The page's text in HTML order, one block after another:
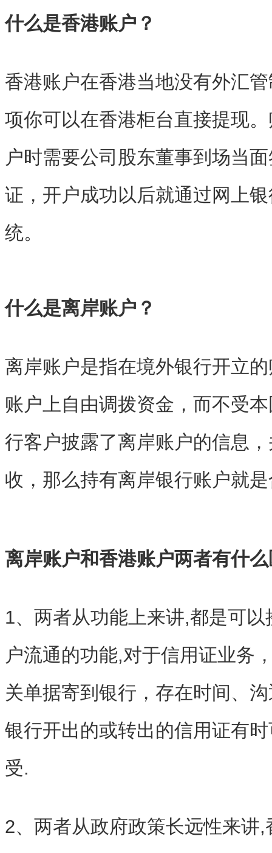
什么是香港账户？
香港账户在香港当地没有外汇
项你可以在香港柜台直接提现
户时需要公司股东董事到场当
证，开户成功以后就通过网上
统。
什么是离岸账户？
离岸账户是指在境外银行开立
账户上自由调拨资金，而不受
行客户披露了离岸账户的信息
收，那么持有离岸银行账户就
离岸账户和香港账户两者有什
1、两者从功能上来讲,都是可
户流通的功能,对于信用证业务
关单据寄到银行，存在时间、
银行开出的或转出的信用证有
受.
2、两者从政府政策长远性来讲